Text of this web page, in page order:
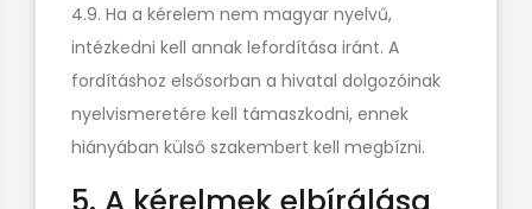
4.9. Ha a kérelem nem magyar nyelvű,
intézkedni kell annak lefordítása iránt. A
fordításhoz elsősorban a hivatal dolgozóinak
nyelvismeretére kell támaszkodni, ennek
hiányában külső szakembert kell megbízni.